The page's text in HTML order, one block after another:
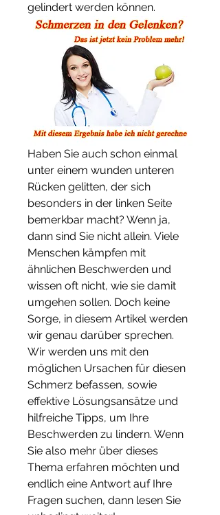
gelindert werden können.
Haben Sie auch schon einmal
unter einem wunden unteren
Rücken gelitten, der sich
besonders in der linken Seite
bemerkbar macht? Wenn ja,
dann sind Sie nicht allein. Viele
Menschen kämpfen mit
ähnlichen Beschwerden und
wissen oft nicht, wie sie damit
umgehen sollen. Doch keine
Sorge, in diesem Artikel werden
wir genau darüber sprechen.
Wir werden uns mit den
möglichen Ursachen für diesen
Schmerz befassen, sowie
effektive Lösungsansätze und
hilfreiche Tipps, um Ihre
Beschwerden zu lindern. Wenn
Sie also mehr über dieses
Thema erfahren möchten und
endlich eine Antwort auf Ihre
Fragen suchen, dann lesen Sie